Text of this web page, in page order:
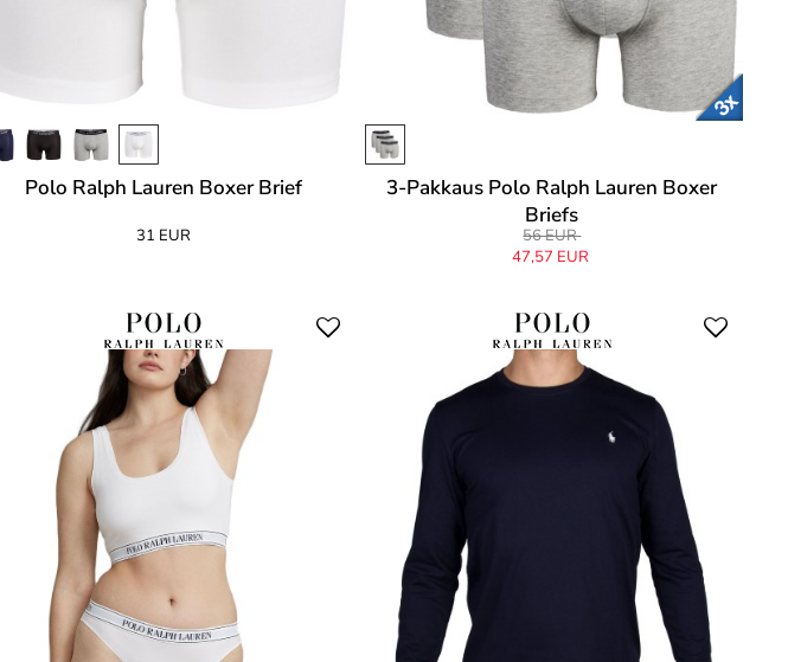
Polo Ralph Lauren Boxer Brief
31 EUR
3-Pakkaus Polo Ralph Lauren Boxer
Briefs
56 EUR
47,57 EUR